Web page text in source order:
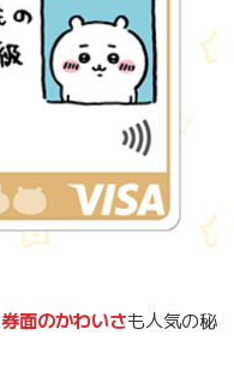
券面のかわいさも人気の秘